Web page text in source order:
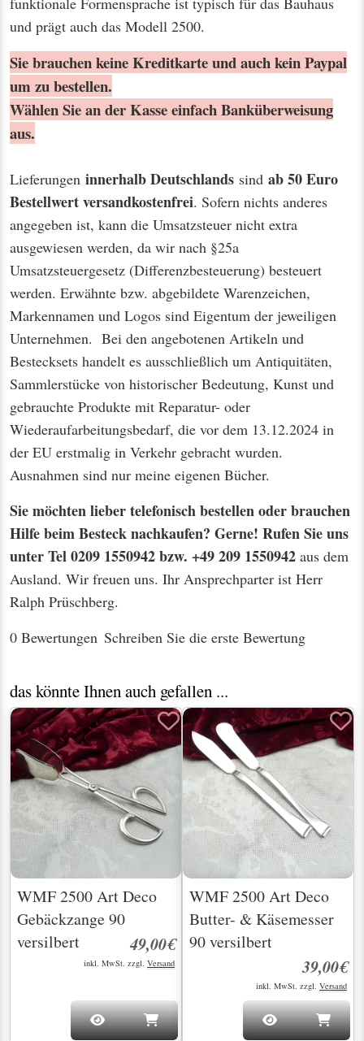
und prägt auch das Modell 2500.
Sie brauchen keine Kreditkarte und auch kein Paypal
um zu bestellen.
Wählen Sie an der Kasse einfach Banküberweisung
aus.
Lieferungen innerhalb Deutschlands sind ab 50 Euro
Bestellwertversandkostenfrei. Sofern nichts anderes
angegeben ist, kann die Umsatzsteuer nicht extra
ausgewiesen werden, da wir nach §25a
Umsatzsteuergesetz (Differenzbesteuerung) besteuert
werden. Erwähnte bzw. abgebildete Warenzeichen,
Markennamen und Logos sind Eigentum der jeweiligen
Unternehmen. Bei den angebotenen Artikeln und
Bestecksets handelt es ausschließlich um Antiquitäten,
Sammlerstücke von historischer Bedeutung, Kunst und
gebrauchte Produkte mit Reparatur- oder
Wiederaufarbeitungsbedarf, die vor dem 13.12.2024 in
der EU erstmalig in Verkehr gebracht wurden.
Ausnahmen sind nur meine eigenen Bücher.
Sie möchten lieber telefonisch bestellen oder brauchen
Hilfe beim Besteck nachkaufen? Gerne! Rufen Sie uns
unter Tel 0209 1550942 bzw. +49 209 1550942 aus dem
Ausland. Wir freuen uns. Ihr Ansprechparter ist Herr
Ralph Prüschberg.
0 Bewertungen Schreiben Sie die erste Bewertung
das könnte Ihnen auch gefallen ...
WMF 2500 Art Deco
Gebäckzange 90
versilbert
49,00€
inkl. MwSt. zzgl. Versand
WMF 2500 Art Deco
Butter- & Käsemesser
90 versilbert
39,00€
inkl. MwSt. zzgl. Versand